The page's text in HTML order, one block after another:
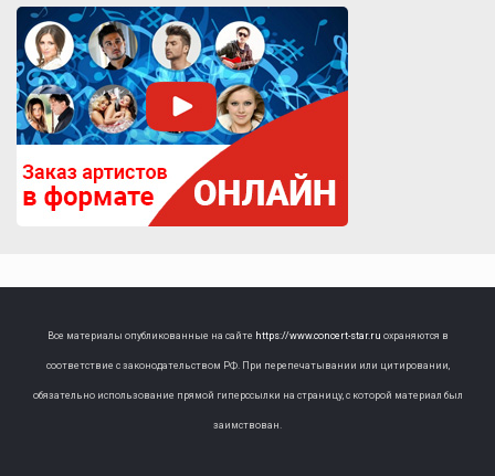
Все материалы опубликованные на сайте https://www.concert-star.ru охраняются в
соответствие с законодательством РФ. При перепечатывании или цитировании,
обязательно использование прямой гиперссылки на страницу, с которой материал был
заимствован.